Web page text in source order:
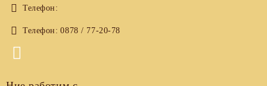
Телефон:
Телефон: 0878 / 77-20-78